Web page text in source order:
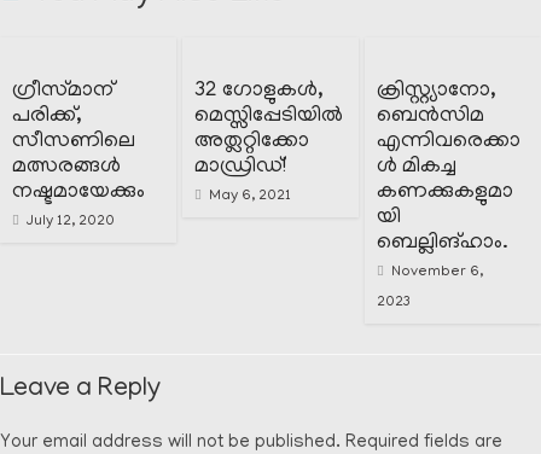
ഗ്രീസ്‌മാന്
പരിക്ക്,
സീസണിലെ
മത്സരങ്ങൾ
നഷ്ടമായേക്കും
July 12, 2020
32 ഗോളുകൾ,
മെസ്സിപ്പേടിയിൽ
അത്ലറ്റിക്കോ
മാഡ്രിഡ്!
May 6, 2021
ക്രിസ്റ്റ്യാനോ,
ബെൻസിമ
എന്നിവരെക്കാ
ൾ മികച്ച
കണക്കുകളുമാ
യി
ബെല്ലിങ്ഹാം.
November 6,
2023
Leave a Reply
Your email address will not be published. Required fields are